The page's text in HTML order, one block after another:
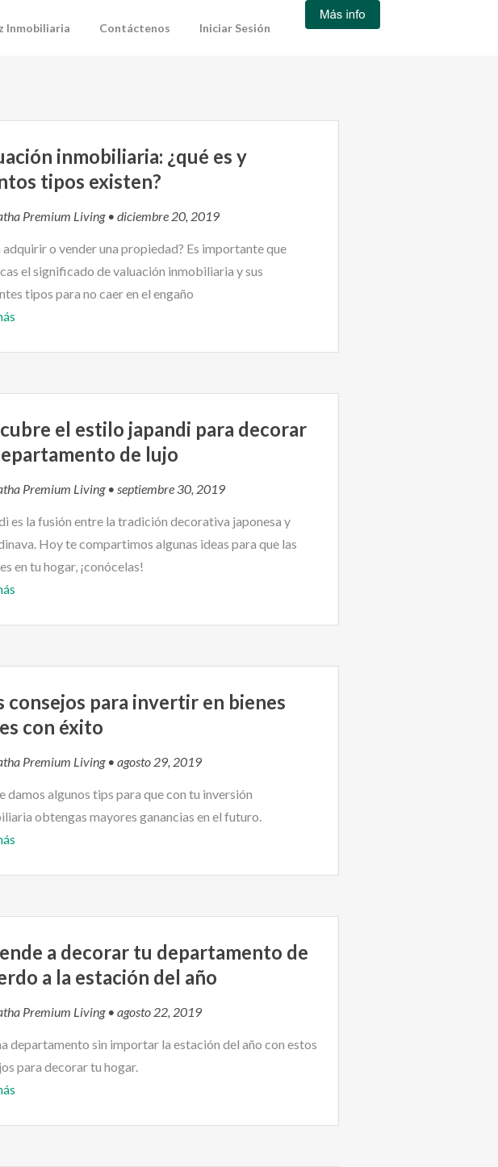
Inmobiliaria Contáctenos Iniciar Sesión
inmobiliaria: ¿qué es y
tipos existen?
Premium Living• diciembre 20, 2019
adquirir o vender una propiedad? Es importante que
el significado de valuación inmobiliaria y sus
tipos para no caer en el engaño
el estilo japandi para decorar
de lujo
Premium Living• septiembre 30, 2019
es la fusión entre la tradición decorativa japonesa y
Hoy te compartimos algunas ideas para que las
en tu hogar, ¡conócelas!
consejos para invertir en bienes
con éxito
Premium Living• agosto 29, 2019
damos algunos tips para que con tu inversión
obtengas mayores ganancias en el futuro.
a decorar tu departamento de
a la estación del año
Premium Living• agosto 22, 2019
departamento sin importar la estación del año con estos
para decorar tu hogar.